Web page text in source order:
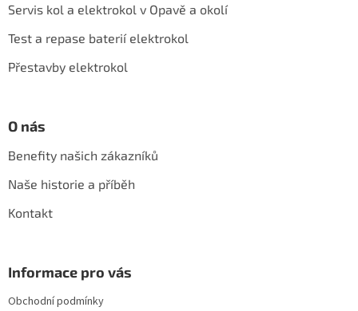
r
k
Servis kol a elektrokol v Opavě a okolí
Test a repase baterií elektrokol
Přestavby elektrokol
O nás
Benefity našich zákazníků
Naše historie a příběh
Kontakt
Informace pro vás
Obchodní podmínky